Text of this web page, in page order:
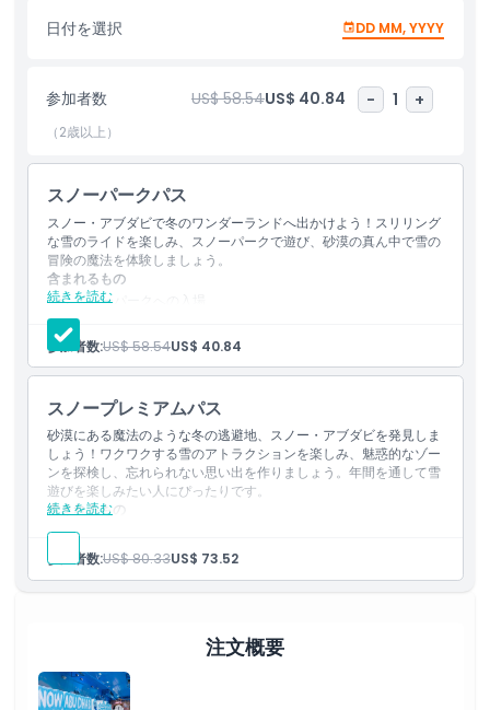
れや螺旋を高速で駆け抜けたりできます。遊び心あふれるトロール
ボウルで雪の中を転がったり、雪の森の上空を舞う雪フクロウのフ
降りたりと、ユニークな体験も揃っています。あらゆる年齢向けの
乗り物とアドベンチャーで、スノー・アブダビは忘れられない雪の
ワンダーランドを約束します。
ハイライト
含まれるもの
子供／大人ポリシー
キャンセルポリシー
日付を選択 DD MM, YYYY
参加者数 US$ 58.54US$ 40.84 - 1 +
（2歳以上）
スノーパークパス
スノー・アブダビで冬のワンダーランドへ出かけよう！スリリング
な雪のライドを楽しみ、スノーパークで遊び、砂漠の真ん中で雪の
冒険の魔法を体験しましょう。
続きを読む
含まれるもの
スノーパークへの入場
アトラクション乗り放題：ポーラーエクスプレス列車、クリス
タル・カルーセル、スノーヘアズ、バニー・ヒル、アイス＆フ
ローのバンパーチューブ、ドリフトのダウンヒルラン、アイス
＆フローのトボガンレース、グラウペルのサミットエスケー
フリース手袋（25 AED）、ジャケット、ブーツ
ロッカー（35 AED）
参加者数:US$ 58.54US$ 40.84
スノープレミアムパス
砂漠にある魔法のような冬の逃避地、スノー・アブダビを発見しま
しょう！ワクワクする雪のアトラクションを楽しみ、魅惑的なゾー
ンを探検し、忘れられない思い出を作りましょう。年間を通して雪
遊びを楽しみたい人にぴったりです。
続きを読む
含まれるもの
スノーパークへの入場
パークのアトラクションを無制限で利用可能：ポーラー・エク
スプレス列車、クリスタル・カルーセル、スノーヘア、バニー
ロッジレストランでの食事
防水の手袋、ジャケット、ブーツ
ロッカー（35AED）
参加者数:US$ 80.33US$ 73.52
注文概要